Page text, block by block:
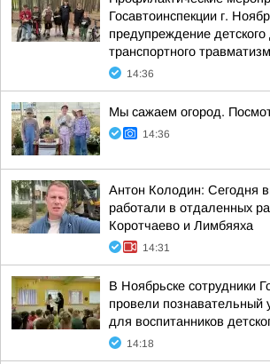
Госавтоинспекции г.
предупреждение
транспортного
14:36
Мы сажаем огород.
14:36
Антон Колодин: Сегодня
работали в отдаленных
Коротчаево и Лимбяяха
14:31
В Ноябрьске сотрудники
провели познавательный
для воспитанников
14:18